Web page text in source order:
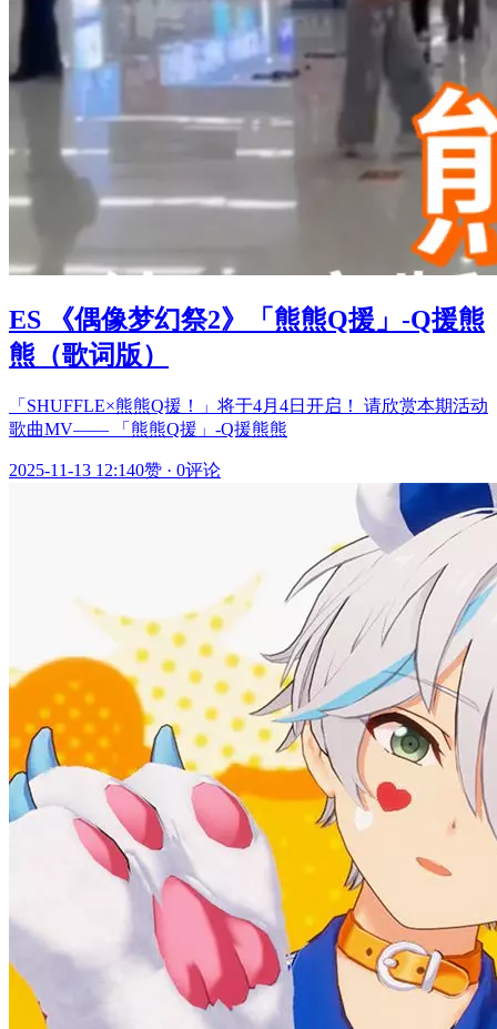
ES 《偶像梦幻祭2》「熊熊Q援」-Q援熊
熊（歌词版）
「SHUFFLE×熊熊Q援！」将于4月4日开启！ 请欣赏本期活动
歌曲MV—— 「熊熊Q援」-Q援熊熊
2025-11-13 12:140赞 · 0评论